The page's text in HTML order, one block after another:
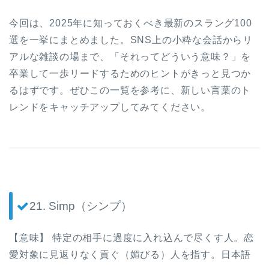
今回は、2025年に知っておくべき最新のスラング100
選を一挙にまとめました。SNS上の小粋な会話からリ
アルな雑談の場まで、「それってどういう意味？」を
卒業して一歩リードするためのヒントがきっと見つか
るはずです。ぜひこの一覧を参考に、新しい言葉のト
レンドをキャッチアップしてみてください。
21. Simp（シンプ）
【意味】 特定の相手に過度に入れ込んで尽くす人。恋
愛対象に見返りなく貢ぐ（媚びる）人を指す。日本語